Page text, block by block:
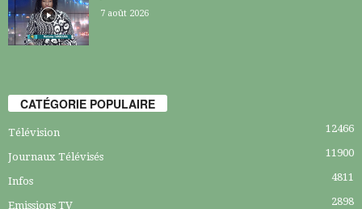
7 août 2026
CATÉGORIE POPULAIRE
Télévision 12466
Journaux Télévisés 11900
Infos 4811
Emissions TV 2898